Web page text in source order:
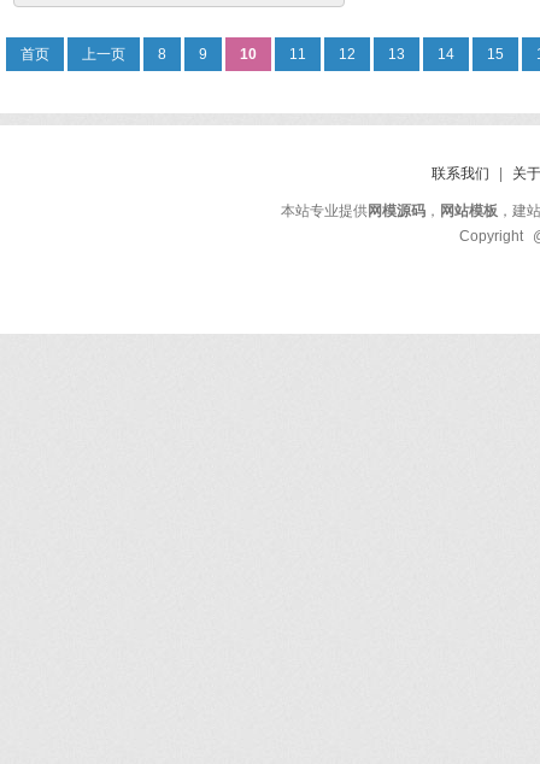
首页 上一页 8 9 10 11 12 13 14 15
联系我们 关
本站专业提供网模源码 ， 网站模板 ，建
Copyright